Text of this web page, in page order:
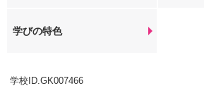
学びの特色
学校ID.GK007466